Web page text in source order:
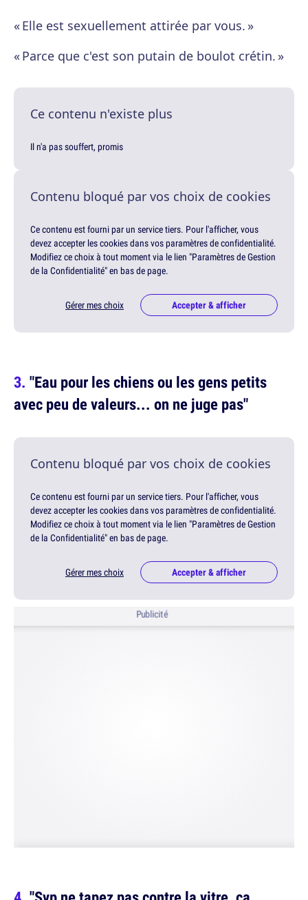
« Elle est sexuellement attirée par vous. »
« Parce que c'est son putain de boulot crétin. »
Ce contenu n'existe plus
Il n'a pas souffert, promis
Contenu bloqué par vos choix de cookies
Ce contenu est fourni par un service tiers. Pour l'afficher, vous
devez accepter les cookies dans vos paramètres de confidentialité.
Modifiez ce choix à tout moment via le lien "Paramètres de Gestion
de la Confidentialité" en bas de page.
Gérer mes choix Accepter & afficher
"Eau pour les chiens ou les gens petits
avec peu de valeurs... on ne juge pas"
Contenu bloqué par vos choix de cookies
Ce contenu est fourni par un service tiers. Pour l'afficher, vous
devez accepter les cookies dans vos paramètres de confidentialité.
Modifiez ce choix à tout moment via le lien "Paramètres de Gestion
de la Confidentialité" en bas de page.
Gérer mes choix Accepter & afficher
Publicité